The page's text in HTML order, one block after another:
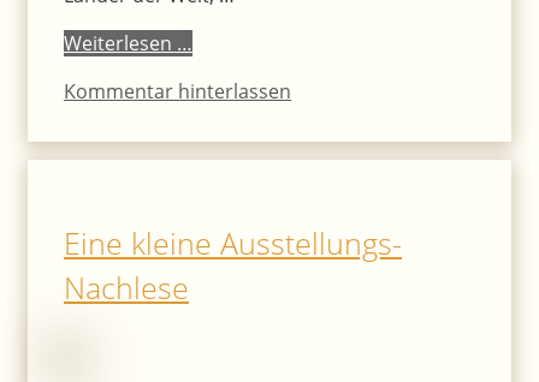
Weiterlesen …
Kommentar hinterlassen
Eine kleine Ausstellungs-
Nachlese